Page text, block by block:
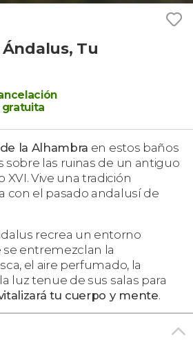
Tu
gratuita
la Alhambra en estos baños
sobre las ruinas de un antiguo
Vive una tradición
con el pasado andalusí de
recrea un entorno
entremezclan la
el aire perfumado, la
luz tenue de sus salas para
tu cuerpo y mente.